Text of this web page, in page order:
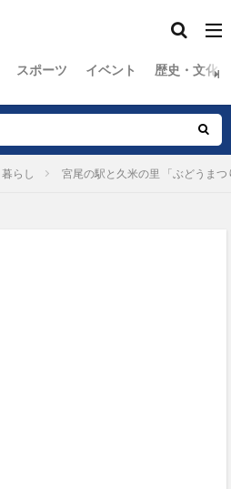
スポーツ イベント 歴史・文化
暮らし 宮尾の駅と久米の里 「ぶどうまつ